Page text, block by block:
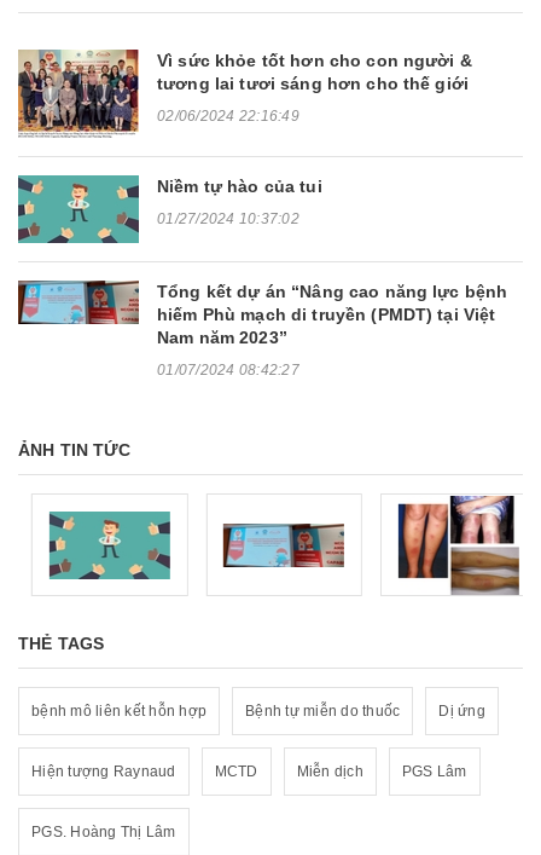
Vì sức khỏe tốt hơn cho con người &
tương lai tươi sáng hơn cho thế giới
02/06/2024 22:16:49
Niềm tự hào của tui
01/27/2024 10:37:02
Tổng kết dự án “Nâng cao năng lực bệnh
hiếm Phù mạch di truyền (PMDT) tại Việt
Nam năm 2023”
01/07/2024 08:42:27
ẢNH TIN TỨC
THẺ TAGS
bệnh mô liên kết hỗn hợp Bệnh tự miễn do thuốc Dị ứng
Hiện tượng Raynaud MCTD Miễn dịch PGS Lâm
PGS. Hoàng Thị Lâm